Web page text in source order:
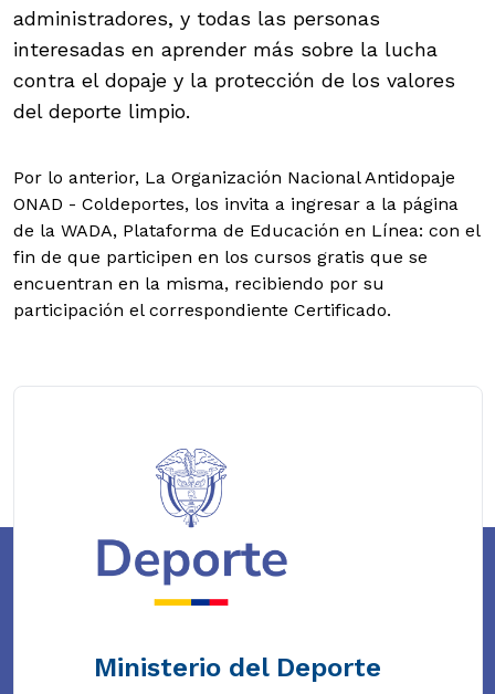
administradores, y todas las personas
interesadas en aprender más sobre la lucha
contra el dopaje y la protección de los valores
del deporte limpio.
Por lo anterior, La Organización Nacional Antidopaje
ONAD - Coldeportes, los invita a ingresar a la página
de la WADA, Plataforma de Educación en Línea: con el
fin de que participen en los cursos gratis que se
encuentran en la misma, recibiendo por su
participación el correspondiente Certificado.
Ministerio del Deporte